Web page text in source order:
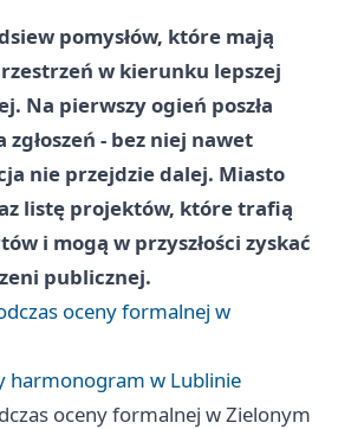
pomysłów, które mają
w kierunku lepszej
Na pierwszy ogień poszła
- bez niej nawet
nie przejdzie dalej. Miasto
listę projektów, które trafią
i mogą w przyszłości zyskać
publicznej.
oceny formalnej w
harmonogram w Lublinie
oceny formalnej w Zielonym